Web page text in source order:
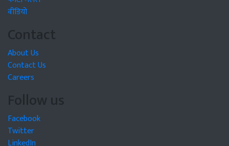
वीडियो
Contact
About Us
Contact Us
Careers
Follow us
Facebook
Twitter
LinkedIn